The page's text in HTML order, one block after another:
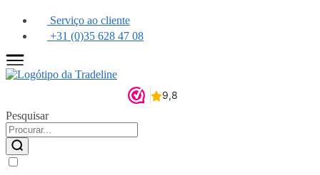
Serviço ao cliente
+31 (0)35 628 47 08
Pesquisar